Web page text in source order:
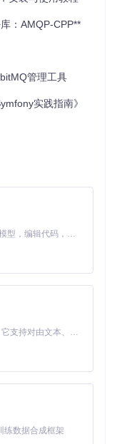
文档请放置在tran
然的中文表达。
使用以下命令将
护者的审核和合
决实际业务问题，
实际业务中的
的应用场景。通过
入地理解这些应用
的业务环节。使用
的各个步骤解耦，
期间，订单量激
息队列，后台服务
升了 30%，大大提
：AMQP-CPP**
管理工具
实践指南》
Claude Code 的开源替代方案。连接任意大模型，编辑代码，运行命令，自动验证 — 全自动执行。用 Rust 构建，极致性能。 ｜ An open-source alternative to Claude Code. Connect any LLM, edit code, run commands, and verify changes — autonomously. Built in Rust for speed. Get Started
MiniMax H3 是一个通用的全模态生成系统。它支持对由文本、图像、视频和音频组成的多模态上下文进行统一理解，并能生成分辨率高达 2K、时长可达 15 秒的带原生立体声音频的视频。得益于面向任务泛化的系统设计，H3 在预训练阶段就已具备广泛的多模态上下文理解与生成能力，能够出色地执行复杂的多模态指令。
练数据合成框架